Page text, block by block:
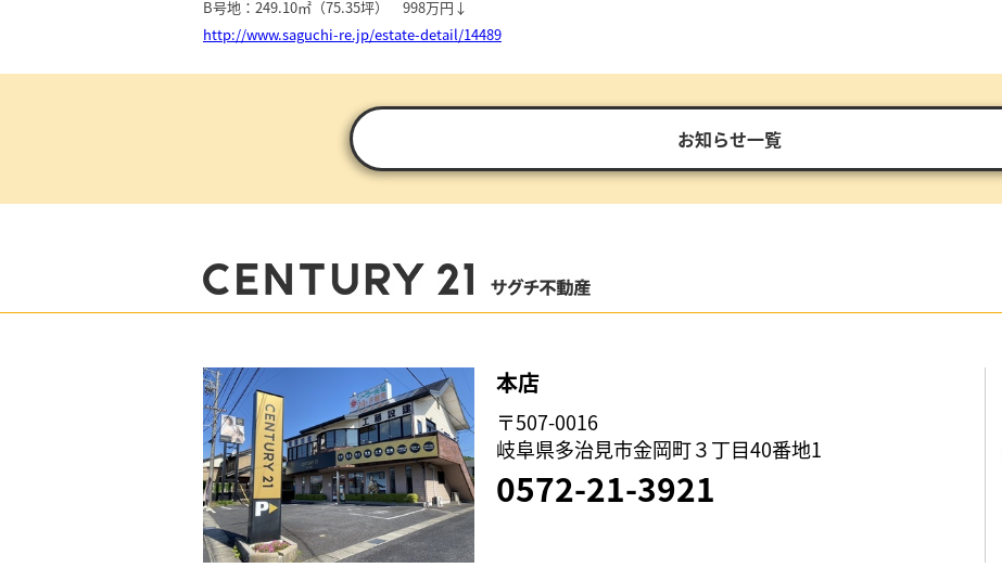
B号地：249.10㎡（75.35坪） 998万円↓
http://www.saguchi-re.jp/estate-detail/14489
お知らせ一覧
本店
〒507-0016
岐阜県多治見市金岡町３丁目40番地1
0572-21-3921